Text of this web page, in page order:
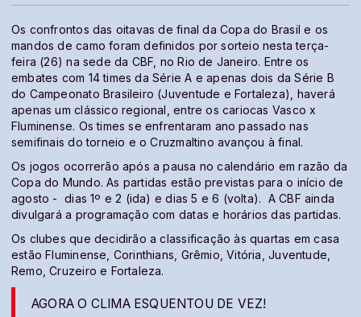
Os confrontos das oitavas de final da Copa do Brasil e os
mandos de camo foram definidos por sorteio nesta terça-
feira (26) na sede da CBF, no Rio de Janeiro. Entre os
embates com 14 times da Série A e apenas dois da Série B
do Campeonato Brasileiro (Juventude e Fortaleza), haverá
apenas um clássico regional, entre os cariocas Vasco x
Fluminense. Os times se enfrentaram ano passado nas
semifinais do torneio e o Cruzmaltino avançou à final.
Os jogos ocorrerão após a pausa no calendário em razão da
Copa do Mundo. As partidas estão previstas para o início de
agosto - dias 1º e 2 (ida) e dias 5 e 6 (volta). A CBF ainda
divulgará a programação com datas e horários das partidas.
Os clubes que decidirão a classificação às quartas em casa
estão Fluminense, Corinthians, Grêmio, Vitória, Juventude,
Remo, Cruzeiro e Fortaleza.
AGORA O CLIMA ESQUENTOU DE VEZ!